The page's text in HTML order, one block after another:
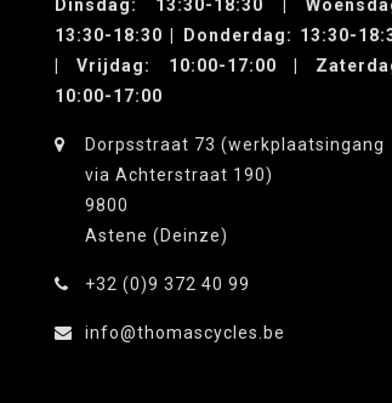
Dinsdag: 13:30-18:30 |
13:30-18:30 | Donderdag: 13:30-
| Vrijdag: 10:00-17:00 |
10:00-17:00
Dorpsstraat 73 (werkplaatsingang
via Achterstraat 190)
9800
Astene (Deinze)
+32 (0)9 372 40 99
info@thomascycles.be